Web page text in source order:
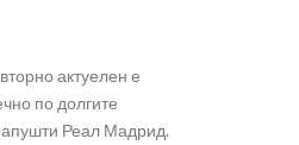
актуелен е
по долгите
Реал Мадрид.